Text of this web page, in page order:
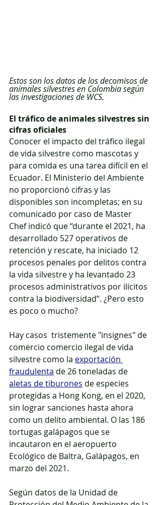
Estos son los datos de los decomisos de
animales silvestres en Colombia según
las investigaciones de WCS.
El tráfico de animales silvestres sin
cifras oficiales
Conocer el impacto del tráfico ilegal
de vida silvestre como mascotas y
para comida es una tarea difícil en el
Ecuador. El Ministerio del Ambiente
no proporcionó cifras y las
disponibles son incompletas; en su
comunicado por caso de Master
Chef indicó que “durante el 2021, ha
desarrollado 527 operativos de
retención y rescate, ha iniciado 12
procesos penales por delitos contra
la vida silvestre y ha levantado 23
procesos administrativos por ilícitos
contra la biodiversidad”. ¿Pero esto
es poco o mucho?
Hay casos  tristemente "insignes" de
comercio comercio ilegal de vida
silvestre como la exportación
fraudulenta de 26 toneladas de
aletas de tiburones de especies
protegidas a Hong Kong, en el 2020,
sin lograr sanciones hasta ahora
como un delito ambiental. O las 186
tortugas galápagos que se
incautaron en el aeropuerto
Ecológico de Baltra, Galápagos, en
marzo del 2021.
Según datos de la Unidad de